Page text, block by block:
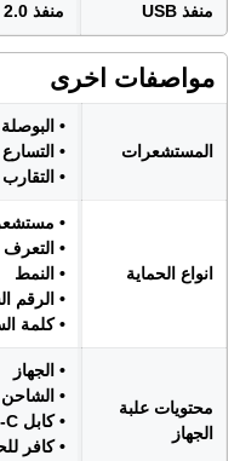
منفذ USB منفذ USB Type-C 2.0
مواصفات اخرى
المستشعرات
• البوصلة
• التسارع
• التقارب
انواع الحماية
•
•
• النمط
• الرقم
• كلمة
محتويات علبة
الجهاز
• الجهاز
• الشاحن (10
• كابل USB Type-C
• كافر